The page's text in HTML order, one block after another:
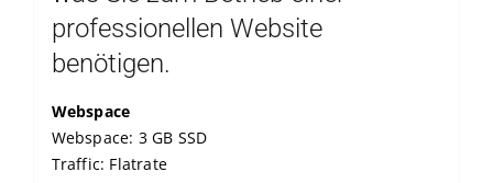
professionellen Website
benötigen.
Webspace
Webspace: 3 GB SSD
Traffic: Flatrate